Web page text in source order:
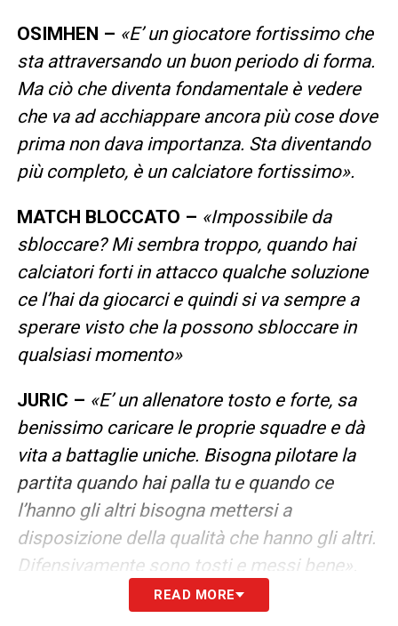
OSIMHEN – «E’ un giocatore fortissimo che
sta attraversando un buon periodo di forma.
Ma ciò che diventa fondamentale è vedere
che va ad acchiappare ancora più cose dove
prima non dava importanza. Sta diventando
più completo, è un calciatore fortissimo».
MATCH BLOCCATO – «Impossibile da
sbloccare? Mi sembra troppo, quando hai
calciatori forti in attacco qualche soluzione
ce l’hai da giocarci e quindi si va sempre a
sperare visto che la possono sbloccare in
qualsiasi momento»
JURIC – «E’ un allenatore tosto e forte, sa
benissimo caricare le proprie squadre e dà
vita a battaglie uniche. Bisogna pilotare la
partita quando hai palla tu e quando ce
l’hanno gli altri bisogna mettersi a
disposizione della qualità che hanno gli altri.
Difensivamente sono tosti e messi bene».
«E’ un calciatore che si è
READ MORE